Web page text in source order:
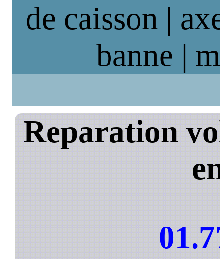
de caisson |
banne |
Reparation